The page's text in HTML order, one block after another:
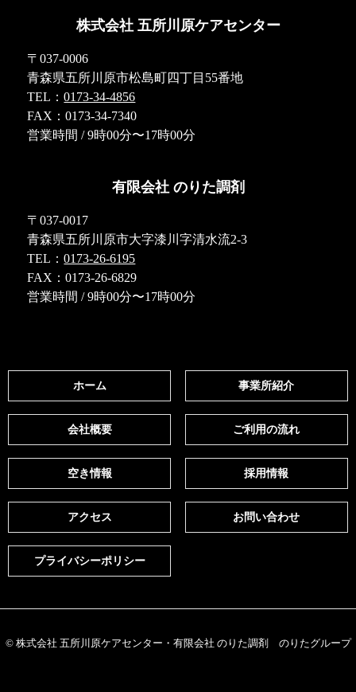
株式会社 五所川原ケアセンター
〒037-0006
青森県五所川原市松島町四丁目55番地
TEL：0173-34-4856
FAX：0173-34-7340
営業時間 / 9時00分〜17時00分
有限会社 のりた調剤
〒037-0017
青森県五所川原市大字漆川字清水流2-3
TEL：0173-26-6195
FAX：0173-26-6829
営業時間 / 9時00分〜17時00分
ホーム 事業所紹介
会社概要 ご利用の流れ
空き情報 採用情報
アクセス お問い合わせ
プライバシーポリシー
© 株式会社 五所川原ケアセンター・有限会社 のりた調剤 のりたグループ